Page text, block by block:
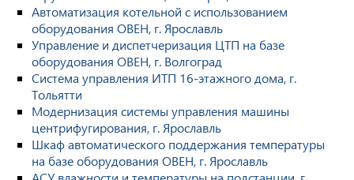
Автоматизация котельной с использованием
оборудования ОВЕН, г. Ярославль
Управление и диспетчеризация ЦТП на базе
оборудования ОВЕН, г. Волгоград
Система управления ИТП 16-этажного дома, г.
Тольятти
Модернизация системы управления машины
центрифугирования, г. Ярославль
Шкаф автоматического поддержания температуры
на базе оборудования ОВЕН, г. Ярославль